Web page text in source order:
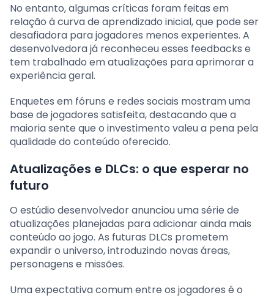
No entanto, algumas críticas foram feitas em
relação à curva de aprendizado inicial, que pode ser
desafiadora para jogadores menos experientes. A
desenvolvedora já reconheceu esses feedbacks e
tem trabalhado em atualizações para aprimorar a
experiência geral.
Enquetes em fóruns e redes sociais mostram uma
base de jogadores satisfeita, destacando que a
maioria sente que o investimento valeu a pena pela
qualidade do conteúdo oferecido.
Atualizações e DLCs: o que esperar no
futuro
O estúdio desenvolvedor anunciou uma série de
atualizações planejadas para adicionar ainda mais
conteúdo ao jogo. As futuras DLCs prometem
expandir o universo, introduzindo novas áreas,
personagens e missões.
Uma expectativa comum entre os jogadores é o